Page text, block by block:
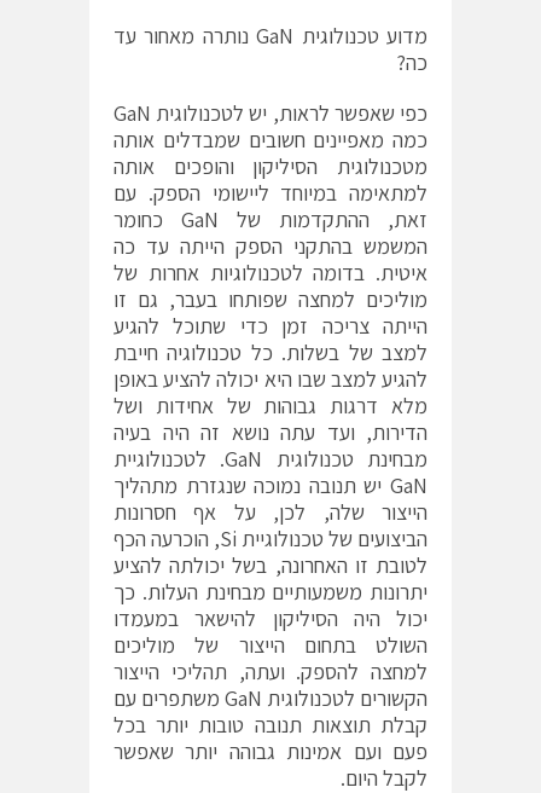
מדוע טכנולוגית GaN נותרה מאחור עד
כה?
כפי שאפשר לראות, יש לטכנולוגית GaN
כמה מאפיינים חשובים שמבדלים אותה
מטכנולוגית הסיליקון והופכים אותה
למתאימה במיוחד ליישומי הספק. עם
זאת, ההתקדמות של GaN כחומר
המשמש בהתקני הספק הייתה עד כה
איטית. בדומה לטכנולוגיות אחרות של
מוליכים למחצה שפותחו בעבר, גם זו
הייתה צריכה זמן כדי שתוכל להגיע
למצב של בשלות. כל טכנולוגיה חייבת
להגיע למצב שבו היא יכולה להציע באופן
מלא דרגות גבוהות של אחידות ושל
הדירות, ועד עתה נושא זה היה בעיה
מבחינת טכנולוגית GaN. לטכנולוגיית
GaN יש תנובה נמוכה שנגזרת מתהליך
הייצור שלה, לכן, על אף חסרונות
הביצועים של טכנולוגיית Si, הוכרעה הכף
לטובת זו האחרונה, בשל יכולתה להציע
יתרונות משמעותיים מבחינת העלות. כך
יכול היה הסיליקון להישאר במעמדו
השולט בתחום הייצור של מוליכים
למחצה להספק. ועתה, תהליכי הייצור
הקשורים לטכנולוגית GaN משתפרים עם
קבלת תוצאות תנובה טובות יותר בכל
פעם ועם אמינות גבוהה יותר שאפשר
לקבל היום.